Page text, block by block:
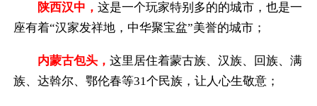
陕西汉中，这是一个玩家特别多的的城市，也是一
座有着“汉家发祥地，中华聚宝盆”美誉的城市；
内蒙古包头，这里居住着蒙古族、汉族、回族、满
族、达斡尔、鄂伦春等31个民族，让人心生敬意；